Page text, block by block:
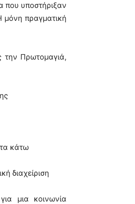
που υποστήριξαν
μόνη πραγματική
την Πρωτομαγιά,
κάτω
διαχείριση
μια κοινωνία